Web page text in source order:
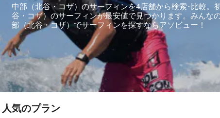
中部（北谷・コザ）のサーフィンを4店舗から検索･比較。
谷・コザ）のサーフィンが最安値で見つかります。みんな
部（北谷・コザ）でサーフィンを探すならアソビュー！
人気のプラン